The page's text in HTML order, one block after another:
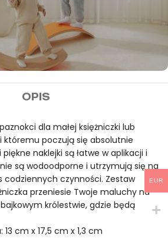
MIDEER
powyżej
100€
OPIS
dla małej księżniczki lub
któremu poczują się absolutnie
naklejki są łatwe w aplikacji i
są wodoodporne i utrzymują się na
codziennych czynności. Zestaw
przeniesie Twoje maluchy na
królestwie, gdzie będą
cm x 17,5 cm x 1,3 cm
EUR